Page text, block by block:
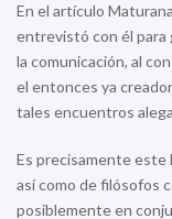
En el artículo
entrevistó con él para
la comunicación, al
el entonces ya
tales encuentros
Es precisamente
así como de filósofos
posiblemente en